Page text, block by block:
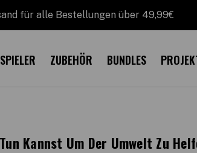
für alle Bestellungen über 49,99€
ZUBEHÖR BUNDLES
Kannst Um Der Umwelt Zu